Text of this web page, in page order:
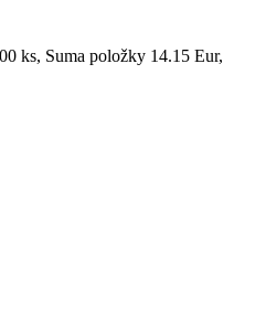
ks, Suma položky 14.15 Eur,